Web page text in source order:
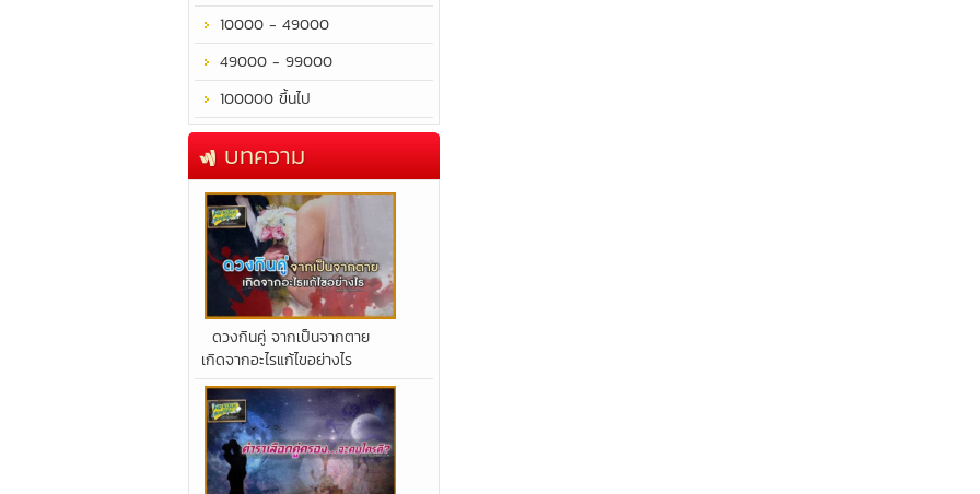
10000 - 49000
49000 - 99000
100000 ขึ้นไป
บทความ
​ดวงกินคู่ จากเป็นจากตาย
เกิดจากอะไรแก้ไขอย่างไร